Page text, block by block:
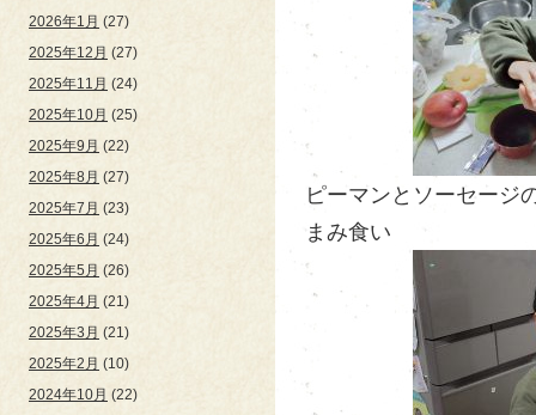
2026年1月 (27)
2025年12月 (27)
2025年11月 (24)
2025年10月 (25)
2025年9月 (22)
2025年8月 (27)
2025年7月 (23)
2025年6月 (24)
2025年5月 (26)
2025年4月 (21)
2025年3月 (21)
2025年2月 (10)
2024年10月 (22)
ピーマンとソーセージ
まみ食い